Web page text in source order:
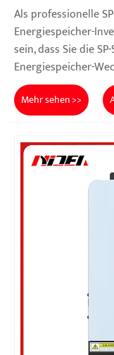
Als professionelle
Energiespeicher-
sein, dass Sie die
Energiespeicher-
Mehr sehen >>